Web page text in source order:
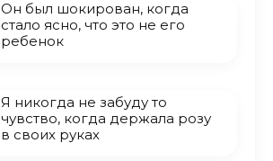
Он был шокирован, когда
стало ясно, что это не его
ребенок
Я никогда не забуду то
чувство, когда держала розу
в своих руках